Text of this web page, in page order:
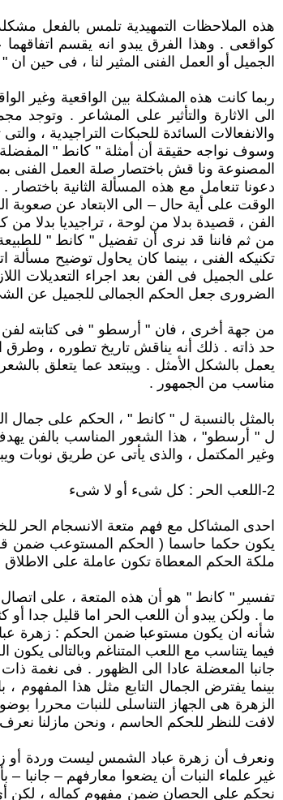
هذه الملاحظات التمهيدية تلمس بالفعل
كواقعى . وهذا الفرق يبدو انه يقسم
الجميل أو العمل الفنى المثير لنا ، فى
ربما كانت هذه المشكلة بين الواقعية وغير
الى الاثارة والتأثير على المشاعر . وتوجد
والانفعالات السائدة للحبكات التراجيدية ،
وسوف نواجه حقيقة أن أمثلة " كانط " المفضلة
المصنوعة ونا قش باختصار صلة العمل الفنى
دعونا تنعامل مع هذه المسألة الثانية
الوقت على أية حال – الى الابتعاد عن صعوبة
الفن ، قصيدة بدلا من لوحة ، تراجيديا بدلا
من ثم فاننا قد نرى أن تفضيل " كانط "
تكنيكه الفنى ، بينما كان يحاول توضيح
على الجميل فى الفن بعد اجراء التعديلات
الضرورى جعل الحكم الجمالى للجميل عن
من جهة أخرى ، فان " أرسطو " فى كتابته لفن
حد ذاته . ذلك أنه يناقش تاريخ تطوره ،
يعمل بالشكل الأمثل . ويبتعد عما يتعلق
مناسب من الجمهور .
بالمثل بالنسبة ل " كانط " ، الحكم على
ل " أرسطو" ، هذا الشعور المناسب بالفن
وغير المكتمل ، والذى يأتى عن طريق نوبات
2-اللعب الحر : كل شىء أو لا شىء
احدى المشاكل مع فهم متعة الانسجام الحر
يكون حكما حاسما ( الحكم المستوعب ضمن
ملكة الحكم المعطاة تكون عاملة على الاطلاق
تفسير " كانط " هو أن هذه المتعة ، على
ما . ولكن يبدو أن اللعب الحر اما قليل جدا
شأنه ان يكون مستوعبا ضمن الحكم : زهرة
فيما يتناسب مع اللعب المتناغم وبالتالى
جانبا المعضلة عادا الى الظهور . فى نغمة
بينما يفترض الجمال التابع مثل هذا
الزهرة هى الجهاز التناسلى للنبات محررا
لافت للنظر للحكم الحاسم ، ونحن مازلنا
ونعرف أن زهرة عباد الشمس ليست وردة أو
غير علماء النبات أن يضعوا معارفهم –
نحكم على الحصان ضمن مفهوم كماله ، لكن